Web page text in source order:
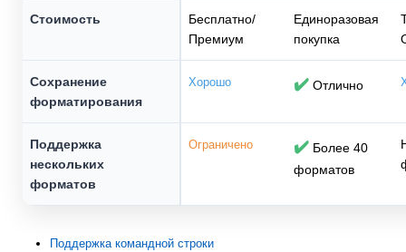
Стоимость
Бесплатно/
Премиум
Единоразовая
покупка
Сохранение
форматирования
Хорошо ✔️ Отлично
Поддержка
нескольких
форматов
Ограничено ✔️ Более 40
форматов
Поддержка командной строки